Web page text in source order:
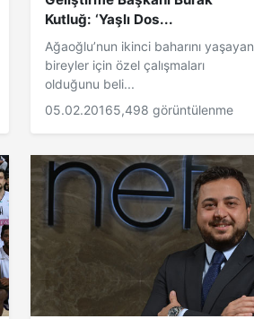
Kutluğ: ‘Yaşlı Dos...
Ağaoğlu’nun ikinci baharını yaşayan
bireyler için özel çalışmaları
olduğunu beli...
05.02.20165,498 görüntülenme